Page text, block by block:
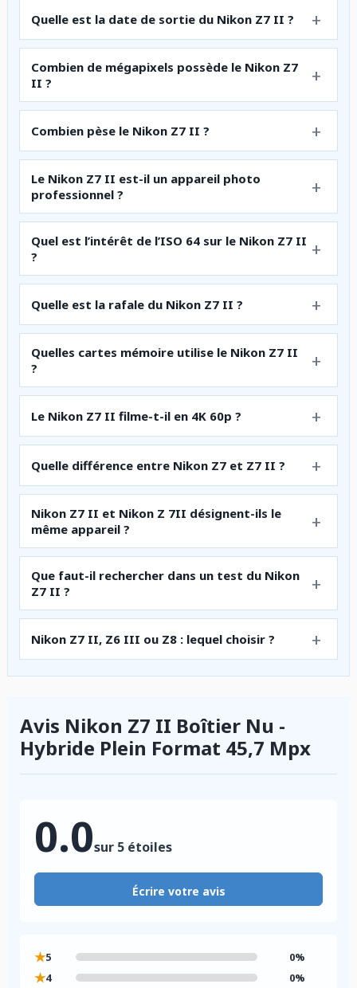
Quelle est la date de sortie du Nikon Z7 II ?
Combien de mégapixels possède le Nikon Z7
II ?
Combien pèse le Nikon Z7 II ?
Le Nikon Z7 II est-il un appareil photo
professionnel ?
Quel est l’intérêt de l’ISO 64 sur le Nikon Z7 II
?
Quelle est la rafale du Nikon Z7 II ?
Quelles cartes mémoire utilise le Nikon Z7 II
?
Le Nikon Z7 II filme-t-il en 4K 60p ?
Quelle différence entre Nikon Z7 et Z7 II ?
Nikon Z7 II et Nikon Z 7II désignent-ils le
même appareil ?
Que faut-il rechercher dans un test du Nikon
Z7 II ?
Nikon Z7 II, Z6 III ou Z8 : lequel choisir ?
Avis Nikon Z7 II Boîtier Nu -
Hybride Plein Format 45,7 Mpx
0.0sur 5 étoiles
Écrire votre avis
★5 0%
★4 0%